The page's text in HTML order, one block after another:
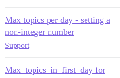
Max topics per day - setting a
non-integer number
Support
Max_topics_in_first_day for